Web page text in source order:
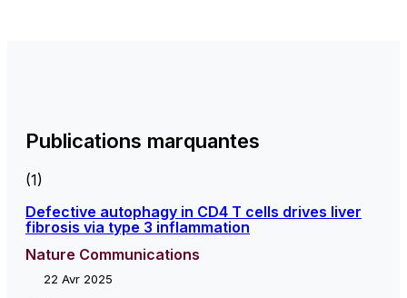
Publications marquantes
(1)
Defective autophagy in CD4 T cells drives liver
fibrosis via type 3 inflammation
Nature Communications
22 Avr 2025